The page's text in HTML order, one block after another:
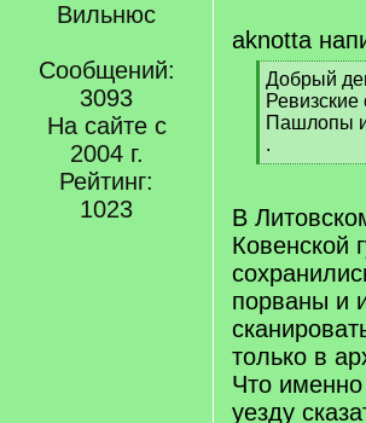
Вильнюс
Сообщений:
3093
На сайте с
2004 г.
Рейтинг:
1023
aknotta
[
q
]
Добрый
Пашлопы
.
[
q
]
В
Ковенской
порваны и
только в
Что
уезду